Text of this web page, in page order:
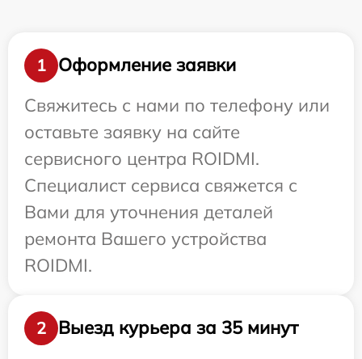
1
Оформление заявки
Свяжитесь с нами по телефону или
оставьте заявку на сайте
сервисного центра ROIDMI.
Специалист сервиса свяжется с
Вами для уточнения деталей
ремонта Вашего устройства
ROIDMI.
2
Выезд курьера за 35 минут